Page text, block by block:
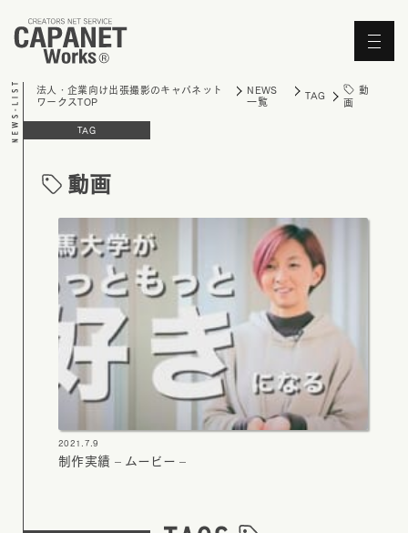
法人・企業向け出張撮影のキャパネット
ワークスTOP
NEWS
一覧
TAG
動
画
TAG
動画
2021.7.9
制作実績 – ムービー –